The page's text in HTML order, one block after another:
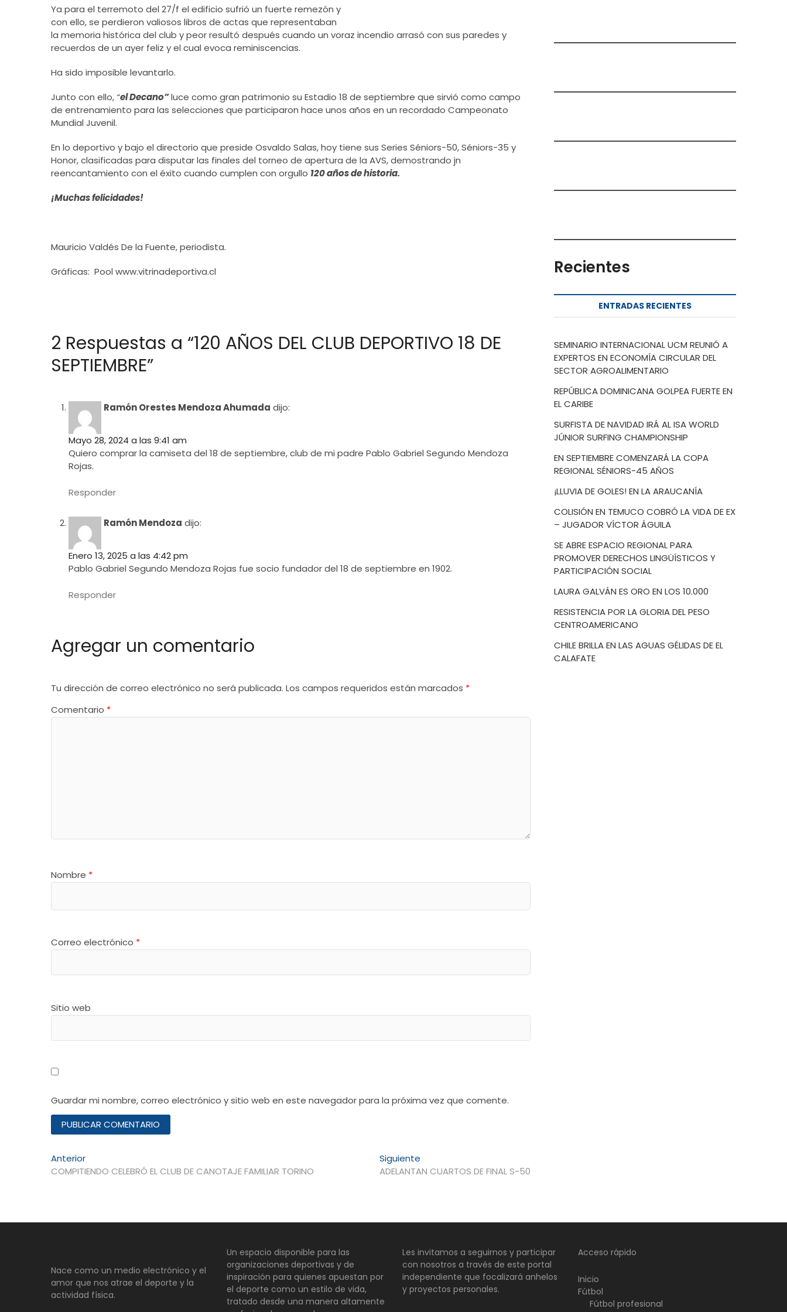
Ya para el terremoto del 27/f el edificio sufrió un fuerte remezón y
con ello, se perdieron valiosos libros de actas que representaban
la memoria histórica del club y peor resultó después cuando un voraz incendio arrasó con sus paredes y
recuerdos de un ayer feliz y el cual evoca reminiscencias.
Ha sido imposible levantarlo.
Junto con ello, “el Decano”luce como gran patrimonio su Estadio 18 de septiembre que sirvió como campo
de entrenamiento para las selecciones que participaron hace unos años en un recordado Campeonato
Mundial Juvenil.
En lo deportivo y bajo el directorio que preside Osvaldo Salas, hoy tiene sus Series Séniors-50, Séniors-35 y
Honor, clasificadas para disputar las finales del torneo de apertura de la AVS, demostrando jn
reencantamiento con el éxito cuando cumplen con orgullo 120 años de historia.
¡Muchas felicidades!
Mauricio Valdés De la Fuente, periodista.
Gráficas: Pool www.vitrinadeportiva.cl
2 Respuestas a “120 AÑOS DEL CLUB DEPORTIVO 18 DE
SEPTIEMBRE”
Ramón Orestes Mendoza Ahumada dijo:
Mayo 28, 2024 a las 9:41 am
Quiero comprar la camiseta del 18 de septiembre, club de mi padre Pablo Gabriel Segundo Mendoza
Rojas.
Responder
Ramón Mendoza dijo:
Enero 13, 2025 a las 4:42 pm
Pablo Gabriel Segundo Mendoza Rojas fue socio fundador del 18 de septiembre en 1902.
Responder
Agregar un comentario
Tu dirección de correo electrónico no será publicada. Los campos requeridos están marcados *
Comentario *
Nombre *
Correo electrónico *
Sitio web
Guardar mi nombre, correo electrónico y sitio web en este navegador para la próxima vez que comente.
Navegación
de
AnteriorEntrada
anterior:
COMPITIENDO CELEBRÓ EL CLUB DE CANOTAJE FAMILIAR TORINO
Siguiente
siguiente:
ADELANTAN CUARTOS DE FINAL S-50
Recientes
ENTRADAS RECIENTES
SEMINARIO INTERNACIONAL UCM REUNIÓ A
EXPERTOS EN ECONOMÍA CIRCULAR DEL
SECTOR AGROALIMENTARIO
REPÚBLICA DOMINICANA GOLPEA FUERTE EN
EL CARIBE
SURFISTA DE NAVIDAD IRÁ AL ISA WORLD
JÚNIOR SURFING CHAMPIONSHIP
EN SEPTIEMBRE COMENZARÁ LA COPA
REGIONAL SÉNIORS-45 AÑOS
¡LLUVIA DE GOLES! EN LA ARAUCANÍA
COLISIÓN EN TEMUCO COBRÓ LA VIDA DE EX
– JUGADOR VÍCTOR ÁGUILA
SE ABRE ESPACIO REGIONAL PARA
PROMOVER DERECHOS LINGÜÍSTICOS Y
PARTICIPACIÓN SOCIAL
LAURA GALVÁN ES ORO EN LOS 10.000
RESISTENCIA POR LA GLORIA DEL PESO
CENTROAMERICANO
CHILE BRILLA EN LAS AGUAS GÉLIDAS DE EL
CALAFATE
Nace como un medio electrónico y el
amor que nos atrae el deporte y la
actividad física.
Un espacio disponible para las
organizaciones deportivas y de
inspiración para quienes apuestan por
el deporte como un estilo de vida,
tratado desde una manera altamente
Les invitamos a seguirnos y participar
con nosotros a través de este portal
independiente que focalizará anhelos
y proyectos personales.
Acceso rápido
Inicio
Fútbol
Fútbol profesional